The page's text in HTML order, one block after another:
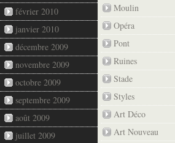
février 2010
janvier 2010
décembre 2009
novembre 2009
octobre 2009
septembre 2009
août 2009
juillet 2009
Moulin
Opéra
Pont
Ruines
Stade
Styles
Art Déco
Art Nouveau